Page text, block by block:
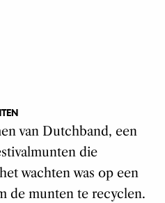
van Dutchband, een
die
wachten was op een
de munten te recyclen.